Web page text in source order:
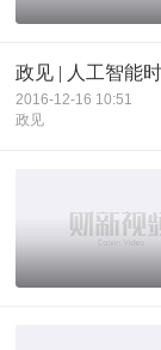
政见 | 人工智能
2016-12-16 10:51
政见